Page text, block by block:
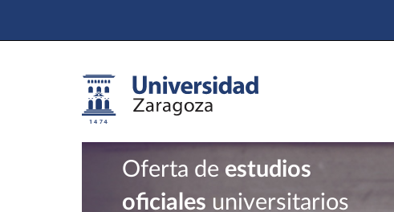
Oferta de estudios
oficiales universitarios